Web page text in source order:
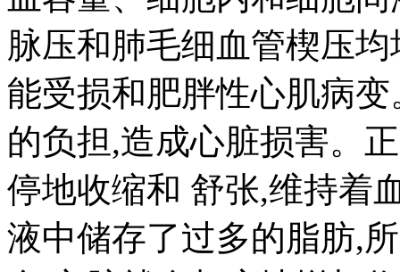
脉压和肺毛细血管楔压
能受损和肥胖性心肌病
的负担,造成心脏损害。
停地收缩和 舒张,维持着
液中储存了过多的脂肪,